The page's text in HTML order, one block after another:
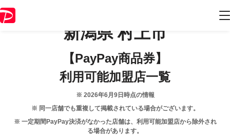
新潟県 村上市
【PayPay商品券】
利用可能加盟店一覧
※ 2026年6月9日 時点の情報
※ 同一店舗でも重複して掲載されている場合がございます。
※ 一定期間PayPay決済がなかった店舗は、利用可能加盟店から除外され
る場合があります。